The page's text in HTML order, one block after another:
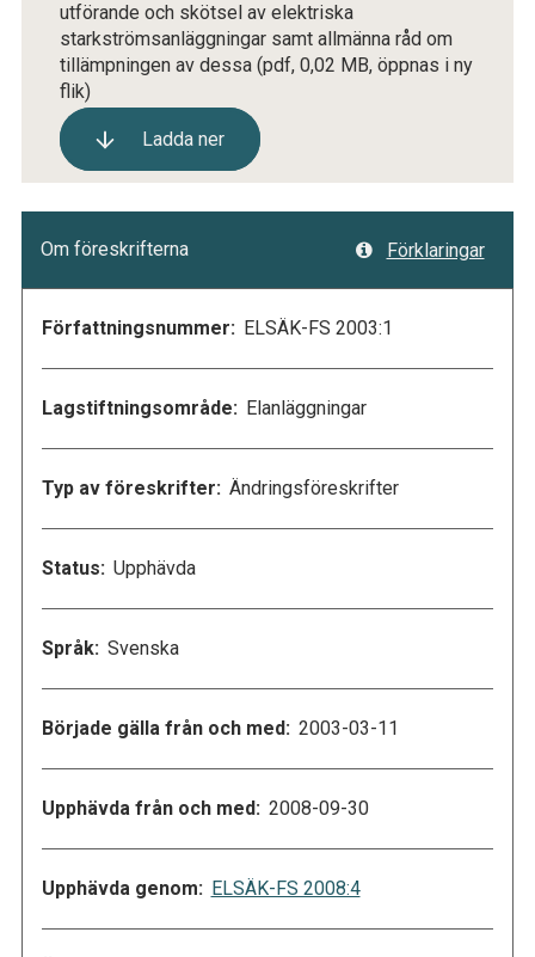
utförande och skötsel av elektriska
starkströmsanläggningar samt allmänna råd om
tillämpningen av dessa (pdf, 0,02 MB, öppnas i ny
flik)
Ladda ner
Om föreskrifterna Förklaringar
Författningsnummer: ELSÄK-FS 2003:1
Lagstiftningsområde: Elanläggningar
Typ av föreskrifter: Ändringsföreskrifter
Status: Upphävda
Språk: Svenska
Började gälla från och med: 2003-03-11
Upphävda från och med: 2008-09-30
Upphävda genom: ELSÄK-FS 2008:4